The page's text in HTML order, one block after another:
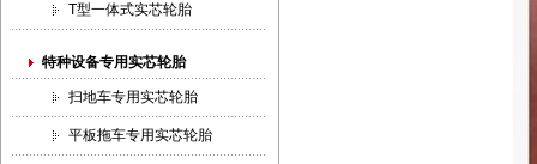
T型一体式实芯轮胎
特种设备专用实芯轮胎
扫地车专用实芯轮胎
平板拖车专用实芯轮胎